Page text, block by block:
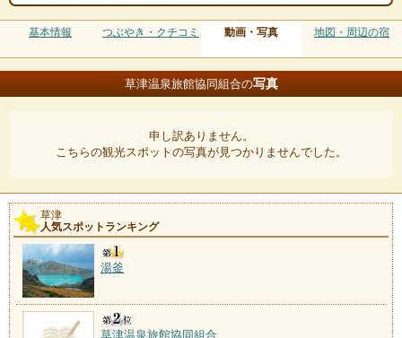
基本情報 つぶやき・クチコミ 動画・写真 地図・周辺の宿
草津温泉旅館協同組合の写真
申し訳ありません。
こちらの観光スポットの写真が見つかりませんでした。
草津
人気スポットランキング
湯釜
草津温泉旅館協同組合